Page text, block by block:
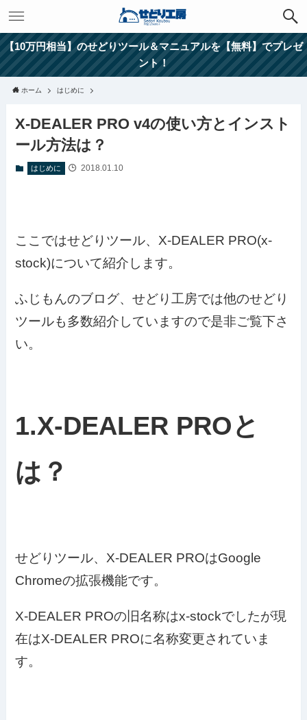
【10万円相当】のせどりツール＆マニュアルを【無料】でプレゼ
ント！
ホーム はじめに
X-DEALER PRO v4の使い方とインスト
ール方法は？
はじめに 2018.01.10
ここではせどりツール、X-DEALER PRO(x-
stock)について紹介します。
ふじもんのブログ、せどり工房では他のせどり
ツールも多数紹介していますので是非ご覧下さ
い。
1.X-DEALER PROと
は？
せどりツール、X-DEALER PROはGoogle
Chromeの拡張機能です。
X-DEALER PROの旧名称はx-stockでしたが現
在はX-DEALER PROに名称変更されていま
す。